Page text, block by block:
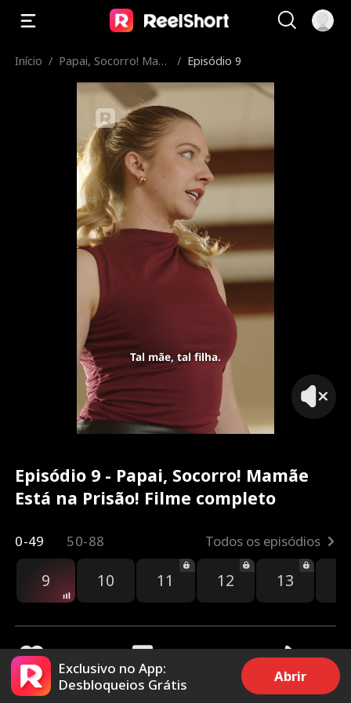
Início / Papai, Socorro! Mam
/ Episódio 9
Tal mãe, tal filha.
Episódio 9 - Papai, Socorro! Mamãe
Está na Prisão! Filme completo
0-49 50-88 Todos os episódios
9 10 11 12 13
1.1k 26.6k Compartilhar
Exclusivo no App:
Desbloqueios Grátis
Abrir